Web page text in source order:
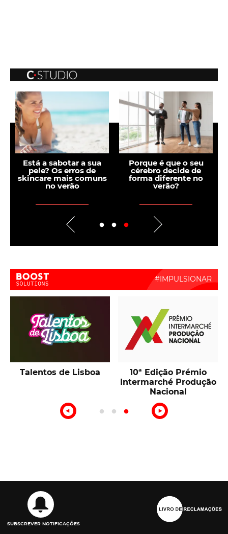
Está a sabotar a sua
pele? Os erros de
skincare mais comuns
no verão
Porque é que o seu
cérebro decide de
forma diferente no
verão?
Boost Activate
Talentos de Lisboa
10ª Edição Prémio
Intermarché Produção
Nacional
SUBSCREVER NOTIFICAÇÕES